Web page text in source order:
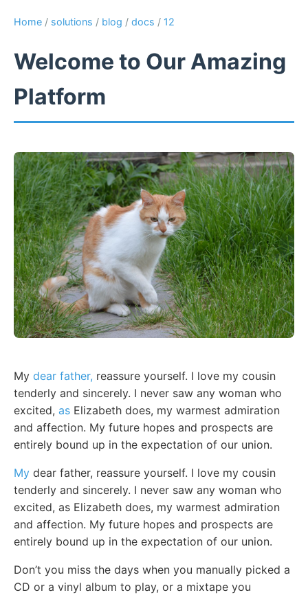
Home / solutions / blog / docs / 12
Welcome to Our Amazing
Platform
My dear father, reassure yourself. I love my cousin
tenderly and sincerely. I never saw any woman who
excited, as Elizabeth does, my warmest admiration
and affection. My future hopes and prospects are
entirely bound up in the expectation of our union.
My dear father, reassure yourself. I love my cousin
tenderly and sincerely. I never saw any woman who
excited, as Elizabeth does, my warmest admiration
and affection. My future hopes and prospects are
entirely bound up in the expectation of our union.
Don’t you miss the days when you manually picked a
CD or a vinyl album to play, or a mixtape you